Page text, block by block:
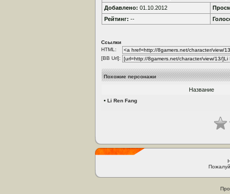
Добавлено: 01.10.2012
Рейтинг: --
Ссылки
HTML:
[BB Url]:
Похожие персонажи
Название
• Li Ren Fang